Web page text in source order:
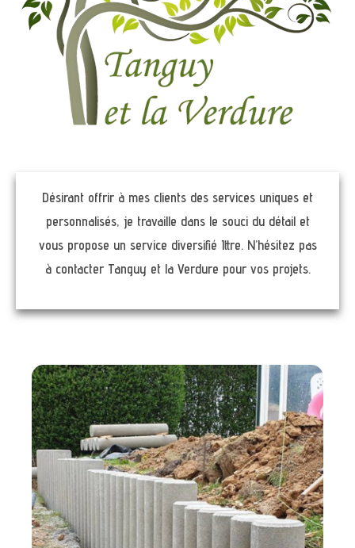
Désirant offrir à mes clients des services uniques et
personnalisés, je travaille dans le souci du détail et
vous propose un service diversifié Ittre. N’hésitez pas
à contacter Tanguy et la Verdure pour vos projets.